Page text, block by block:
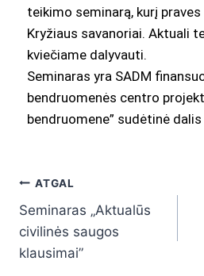
teikimo seminarą, kurį
Kryžiaus savanoriai. Aktuali
kviečiame dalyvauti.
Seminaras yra SADM
bendruomenės centro
bendruomene” sudėtinė dalis
ATGAL
Seminaras „Aktualūs
civilinės saugos
klausimai”